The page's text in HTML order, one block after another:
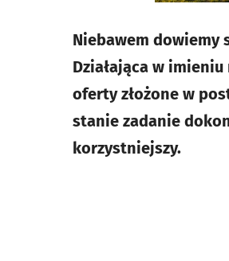
Niebawem dowiemy
Działająca w
oferty złożone w
stanie zadanie
korzystniejszy.